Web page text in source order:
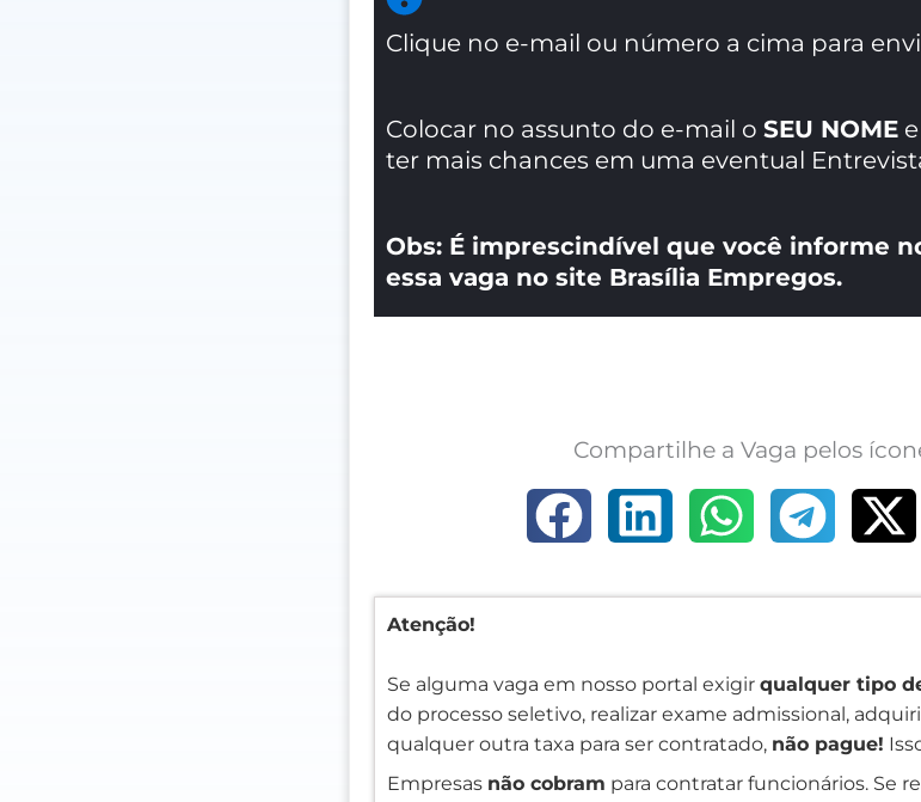
Clique no e-mail ou número a cima para
Colocar no assunto do e-mail oSEU NOME
ter mais chances em uma eventual
Obs: É imprescindível que você informe
essa vaga no site Brasília Empregos.
Compartilhe a Vaga pelos
Atenção!
Se alguma vaga em nosso portal exigirqualquer tipo
do processo seletivo, realizar exame admissional,
qualquer outra taxa para ser contratado, não pague!
Empresas não cobram para contratar funcionários. Se